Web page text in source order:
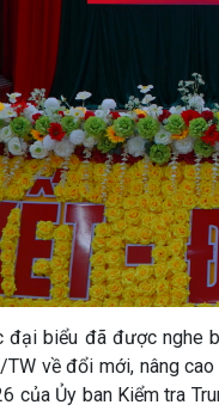
đại biểu đã được nghe
về đổi mới, nâng
của Ủy ban Kiểm tra